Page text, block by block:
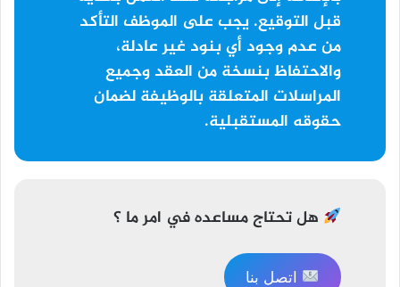
قبل التوقيع. يجب على الموظف التأكد
من عدم وجود أي بنود غير عادلة،
والاحتفاظ بنسخة من العقد وجميع
المراسلات المتعلقة بالوظيفة لضمان
حقوقه المستقبلية.
هل تحتاج مساعده في امر ما ؟
اتصل بنا